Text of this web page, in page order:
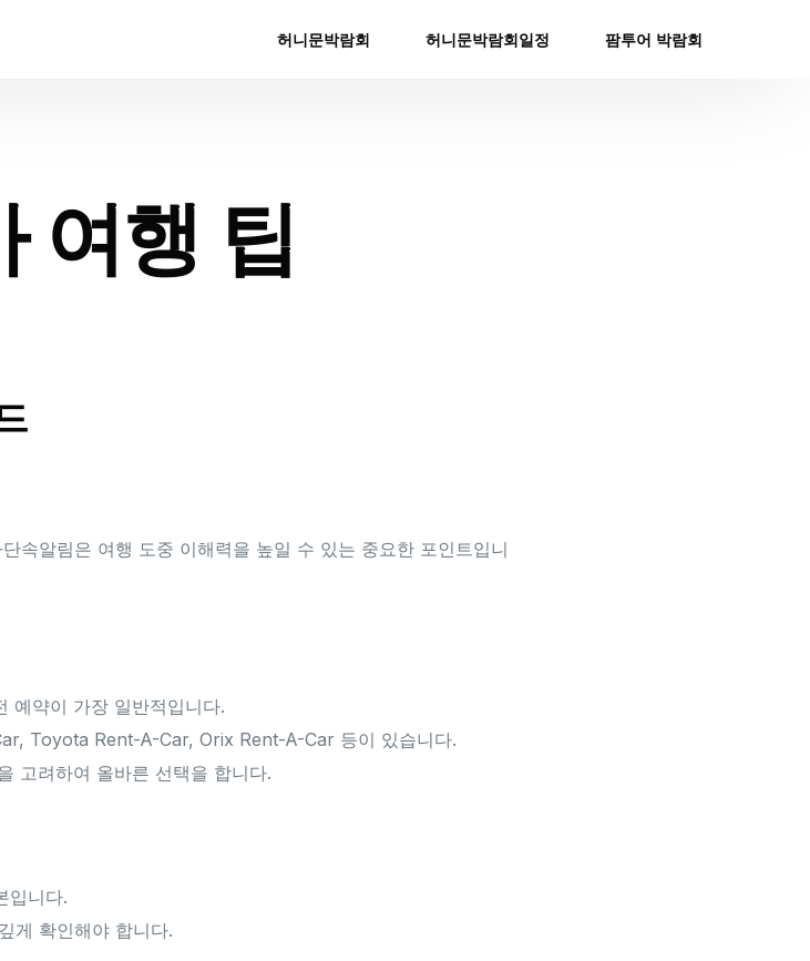
허니문박람회 허니문박람회일정 팜투어 박람회
여행 팁
속알림은 여행 도중 이해력을 높일 수 있는 중요한 포인트입니
예약이 가장 일반적입니다.
Toyota Rent-A-Car, Orix Rent-A-Car 등이 있습니다.
고려하여 올바른 선택을 합니다.
입니다.
게 확인해야 합니다.